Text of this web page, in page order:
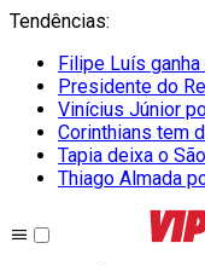
Tendências:
Filipe Luís ganha
Presidente do
Vinícius Júnior
Corinthians tem
Tapia deixa o
Thiago Almada